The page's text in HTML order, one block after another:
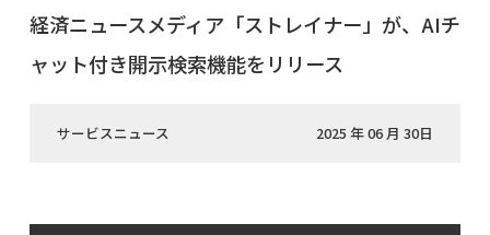
経済ニュースメディア「ストレイナー」が、AIチ
ャット付き開示検索機能をリリース
サービスニュース 2025 年 06 月 30日